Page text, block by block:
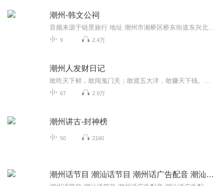
潮州-韩文公祠
9 2.4万
潮州人发财日记
67 2.9万
潮州讲古-封神榜
50 2160
潮州话节目 潮汕话节目 潮州话广告配音 潮汕话广告配音